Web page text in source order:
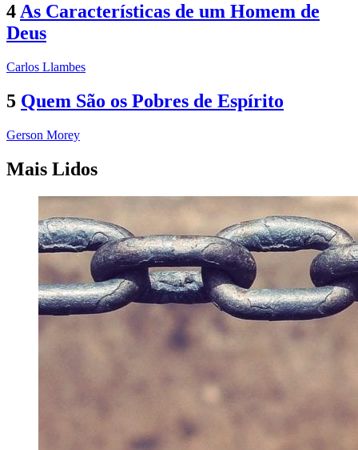
4As Características de um Homem de
Deus
Carlos Llambes
5 Quem São os Pobres de Espírito
Gerson Morey
Mais Lidos